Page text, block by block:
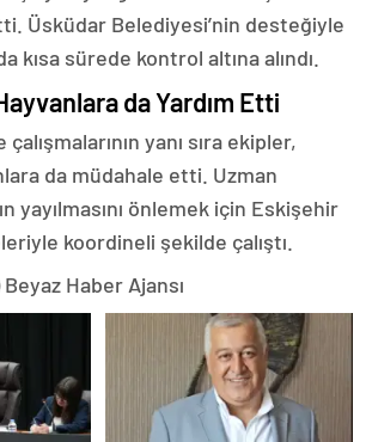
Üsküdar Belediyesi’nin desteğiyle
kısa sürede kontrol altına alındı.
da Yardım Etti
yanı sıra ekipler,
da müdahale etti. Uzman
yayılmasını önlemek için Eskişehir
koordineli şekilde çalıştı.
Haber Ajansı